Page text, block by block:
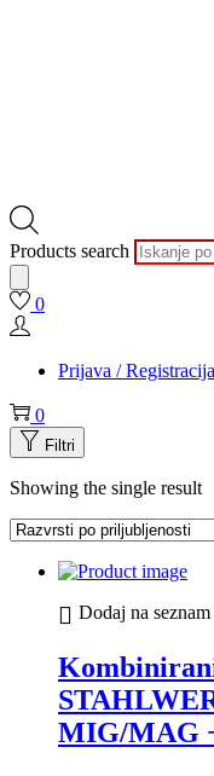
Products search
0
Prijava / Registracija
0
Filtri
Showing the single result
Dodaj na seznam
MIG/MAG